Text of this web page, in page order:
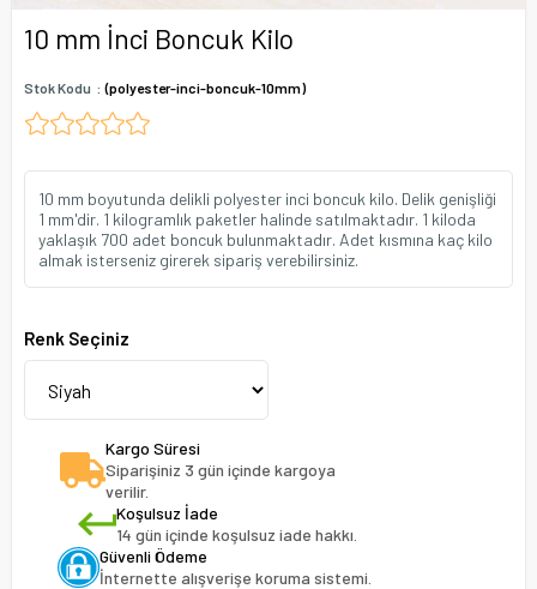
10 mm İnci Boncuk Kilo
Stok Kodu (polyester-inci-boncuk-10mm)
10 mm boyutunda delikli polyester inci boncuk kilo. Delik genişliği
1 mm'dir. 1 kilogramlık paketler halinde satılmaktadır. 1 kiloda
yaklaşık 700 adet boncuk bulunmaktadır. Adet kısmına kaç kilo
almak isterseniz girerek sipariş verebilirsiniz.
Renk Seçiniz
Kargo Süresi
Siparişiniz 3 gün içinde kargoya
verilir.
Koşulsuz İade
14 gün içinde koşulsuz iade hakkı.
Güvenli Ödeme
İnternette alışverişe koruma sistemi.